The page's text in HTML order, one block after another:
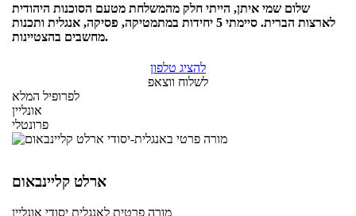
שלום שמי איתן, הייתי חלק מהמשלחת מטעם הסוכנות היהודית
לארצות הברית. סיימתי 5 יחידות במתמטיקה, פסיקה, אנגלית ותכנות
מחשבים בהצטיינות.
להציג טלפון
לשלוח ווצאפ
לפרופיל המלא
אונליין
פרונטלי
ארלט קליינבאום
מורה פרטית לאנגלית יסודי אונליין